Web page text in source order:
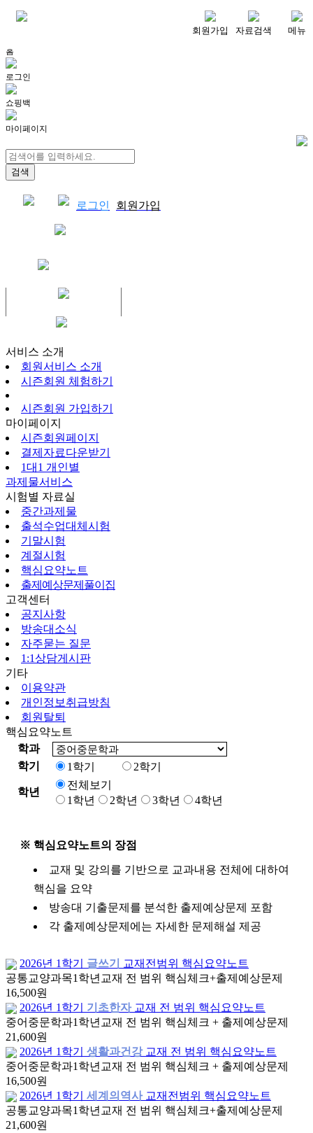
회원가입 자료검색 메뉴
홈
로그인
쇼핑백
마이페이지
로그인 회원가입
서비스 소개
회원서비스 소개
시즌회원 체험하기
시즌회원 가입하기
마이페이지
시즌회원페이지
결제자료다운받기
1대1 개인별
과제물서비스
시험별 자료실
중간과제물
출석수업대체시험
기말시험
계절시험
핵심요약노트
출제예상문제풀이집
고객센터
공지사항
방송대소식
자주묻는 질문
1:1상담게시판
기타
이용약관
개인정보취급방침
회원탈퇴
핵심요약노트
학과
학기
1학기 2학기
학년
전체보기
1학년
2학년 3학년 4학년
※ 핵심요약노트의 장점
교재 및 강의를 기반으로 교과내용 전체에 대하여
핵심을 요약
방송대 기출문제를 분석한 출제예상문제 포함
각 출제예상문제에는 자세한 문제해설 제공
2026년 1학기 글쓰기
교재전범위 핵심요약노트
공통교양과목1학년 교재 전 범위 핵심체크+출제예상문제
16,500원
2026년 1학기
기초한자 교재 전 범위 핵심요약노트
중어중문학과1학년 교재 전 범위 핵심체크 + 출제예상문제
21,600원
2026년 1학기
생활과건강 교재 전 범위 핵심요약노트
중어중문학과1학년 교재 전 범위 핵심체크 + 출제예상문제
16,500원
2026년 1학기
세계의역사 교재전범위 핵심요약노트
공통교양과목1학년 교재 전 범위 핵심체크+출제예상문제
21,600원